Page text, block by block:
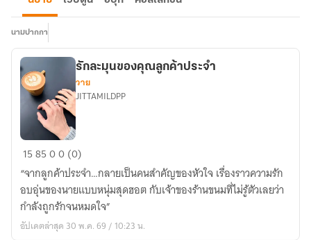
นามปากกา
รัก
ของ
คุณ
ลูกค้า
ประจำ
รักละมุนของคุณลูกค้าประจำ
วาย
JITTAMILDPP
158500 (0)
“จากลูกค้าประจำ…กลายเป็นคนสำคัญของหัวใจ เรื่องราวความรัก
อบอุ่นของนายแบบหนุ่มสุดฮอต กับเจ้าของร้านขนมที่ไม่รู้ตัวเลยว่า
กำลังถูกรักจนหมดใจ”
อัปเดตล่าสุด 30 พ.ค. 69 / 10:23 น.